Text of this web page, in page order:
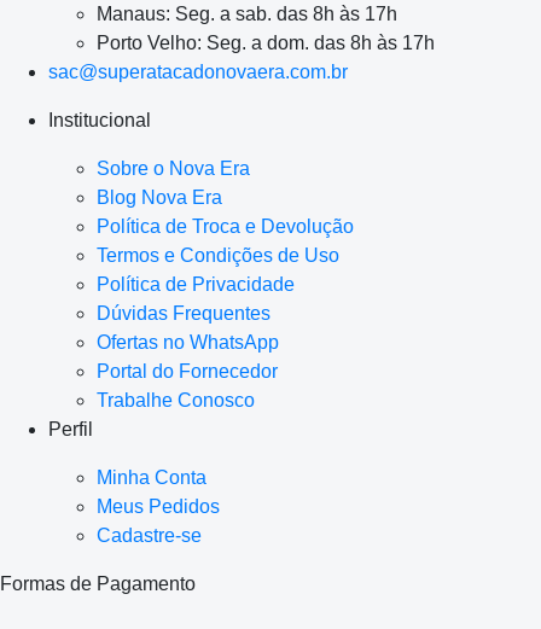
Manaus: Seg. a sab. das 8h às 17h
Porto Velho: Seg. a dom. das 8h às 17h
sac@superatacadonovaera.com.br
Institucional
Sobre o Nova Era
Blog Nova Era
Política de Troca e Devolução
Termos e Condições de Uso
Política de Privacidade
Dúvidas Frequentes
Ofertas no WhatsApp
Portal do Fornecedor
Trabalhe Conosco
Perfil
Minha Conta
Meus Pedidos
Cadastre-se
Formas de Pagamento